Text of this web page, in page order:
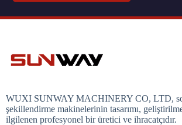
WUXI SUNWAY MACHINERY CO, LTD,
şekillendirme makinelerinin tasarımı,
ilgilenen profesyonel bir üretici ve ihracatçıdır.